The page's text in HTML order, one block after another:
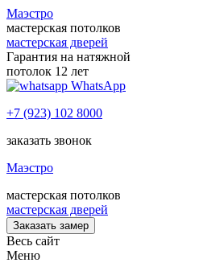
Маэстро
мастерская потолков
мастерская дверей
Гарантия на натяжной
потолок 12 лет
WhatsApp
+7 (923) 102 8000
заказать звонок
Маэстро
мастерская потолков
мастерская дверей
Заказать замер
Весь сайт
Меню